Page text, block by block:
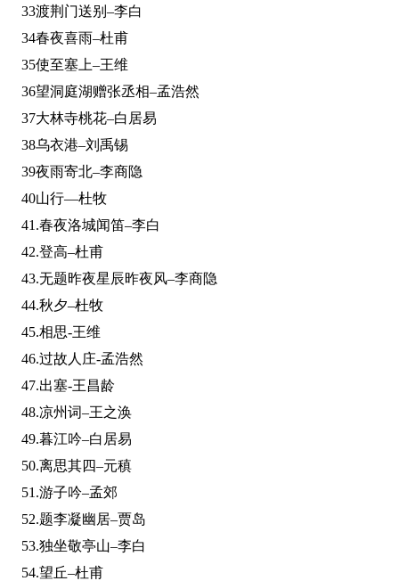
33渡荆门送别–李白
34春夜喜雨–杜甫
35使至塞上–王维
36望洞庭湖赠张丞相–孟浩然
37大林寺桃花–白居易
38乌衣港–刘禹锡
39夜雨寄北–李商隐
40山行—杜牧
41.春夜洛城闻笛–李白
42.登高–杜甫
43.无题昨夜星辰昨夜风–李商隐
44.秋夕–杜牧
45.相思-王维
46.过故人庄-孟浩然
47.出塞-王昌龄
48.凉州词–王之涣
49.暮江吟–白居易
50.离思其四–元稹
51.游子吟–孟郊
52.题李凝幽居–贾岛
53.独坐敬亭山–李白
54.望丘–杜甫